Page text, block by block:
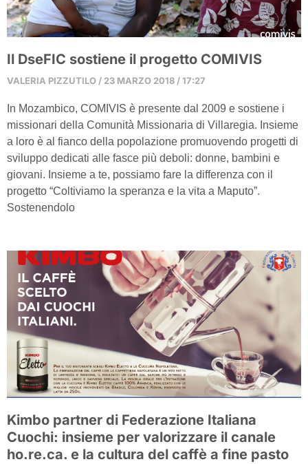
Il DseFIC sostiene il progetto COMIVIS
VALERIA PIZZUTILO 23 MARZO 2018 17:27
In Mozambico, COMIVIS è presente dal 2009 e sostiene i
missionari della Comunità Missionaria di Villaregia. Insieme
a loro è al fianco della popolazione promuovendo progetti di
sviluppo dedicati alle fasce più deboli: donne, bambini e
giovani. Insieme a te, possiamo fare la differenza con il
progetto “Coltiviamo la speranza e la vita a Maputo”.
Sostenendolo
Kimbo partner di Federazione Italiana
Cuochi: insieme per valorizzare il canale
ho.re.ca. e la cultura del caffè a fine pasto